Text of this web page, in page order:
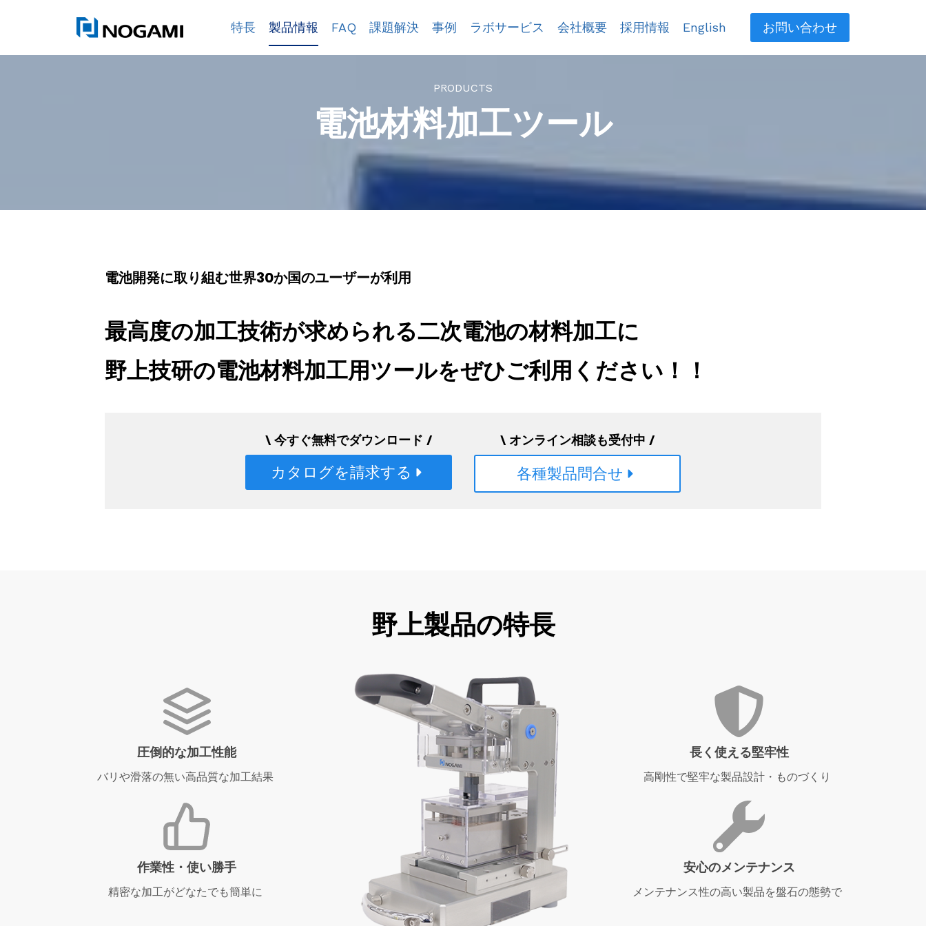
を
特長 製品情報 FAQ 課題解決 事例 ラボサービス 会社概要 採用情報 English お問い合わせ
PRODUCTS
電池材料加工ツール
電池開発に取り組む世界30か国のユーザーが利用
最高度の加工技術が求められる二次電池の材料加工に
野上技研の電池材料加工用ツールをぜひご利用ください！！
\ 今すぐ無料でダウンロード /
カタログを請求する
\ オンライン相談も受付中 /
各種製品問合せ
野上製品の特長
圧倒的な加工性能
バリや滑落の無い高品質な加工結果
作業性・使い勝手
精密な加工がどなたでも簡単に
長く使える堅牢性
高剛性で堅牢な製品設計・ものづくり
安心のメンテナンス
メンテナンス性の高い製品を盤石の態勢で